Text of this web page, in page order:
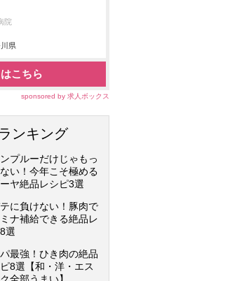
院
県
こちら
sponsored by 求人ボックス
ンキング
プルーだけじゃもっ
い！今年こそ極める
ヤ絶品レシピ3選
に負けない！豚肉で
ナ補給できる絶品レ
選
最強！ひき肉の絶品
8選【和・洋・エス